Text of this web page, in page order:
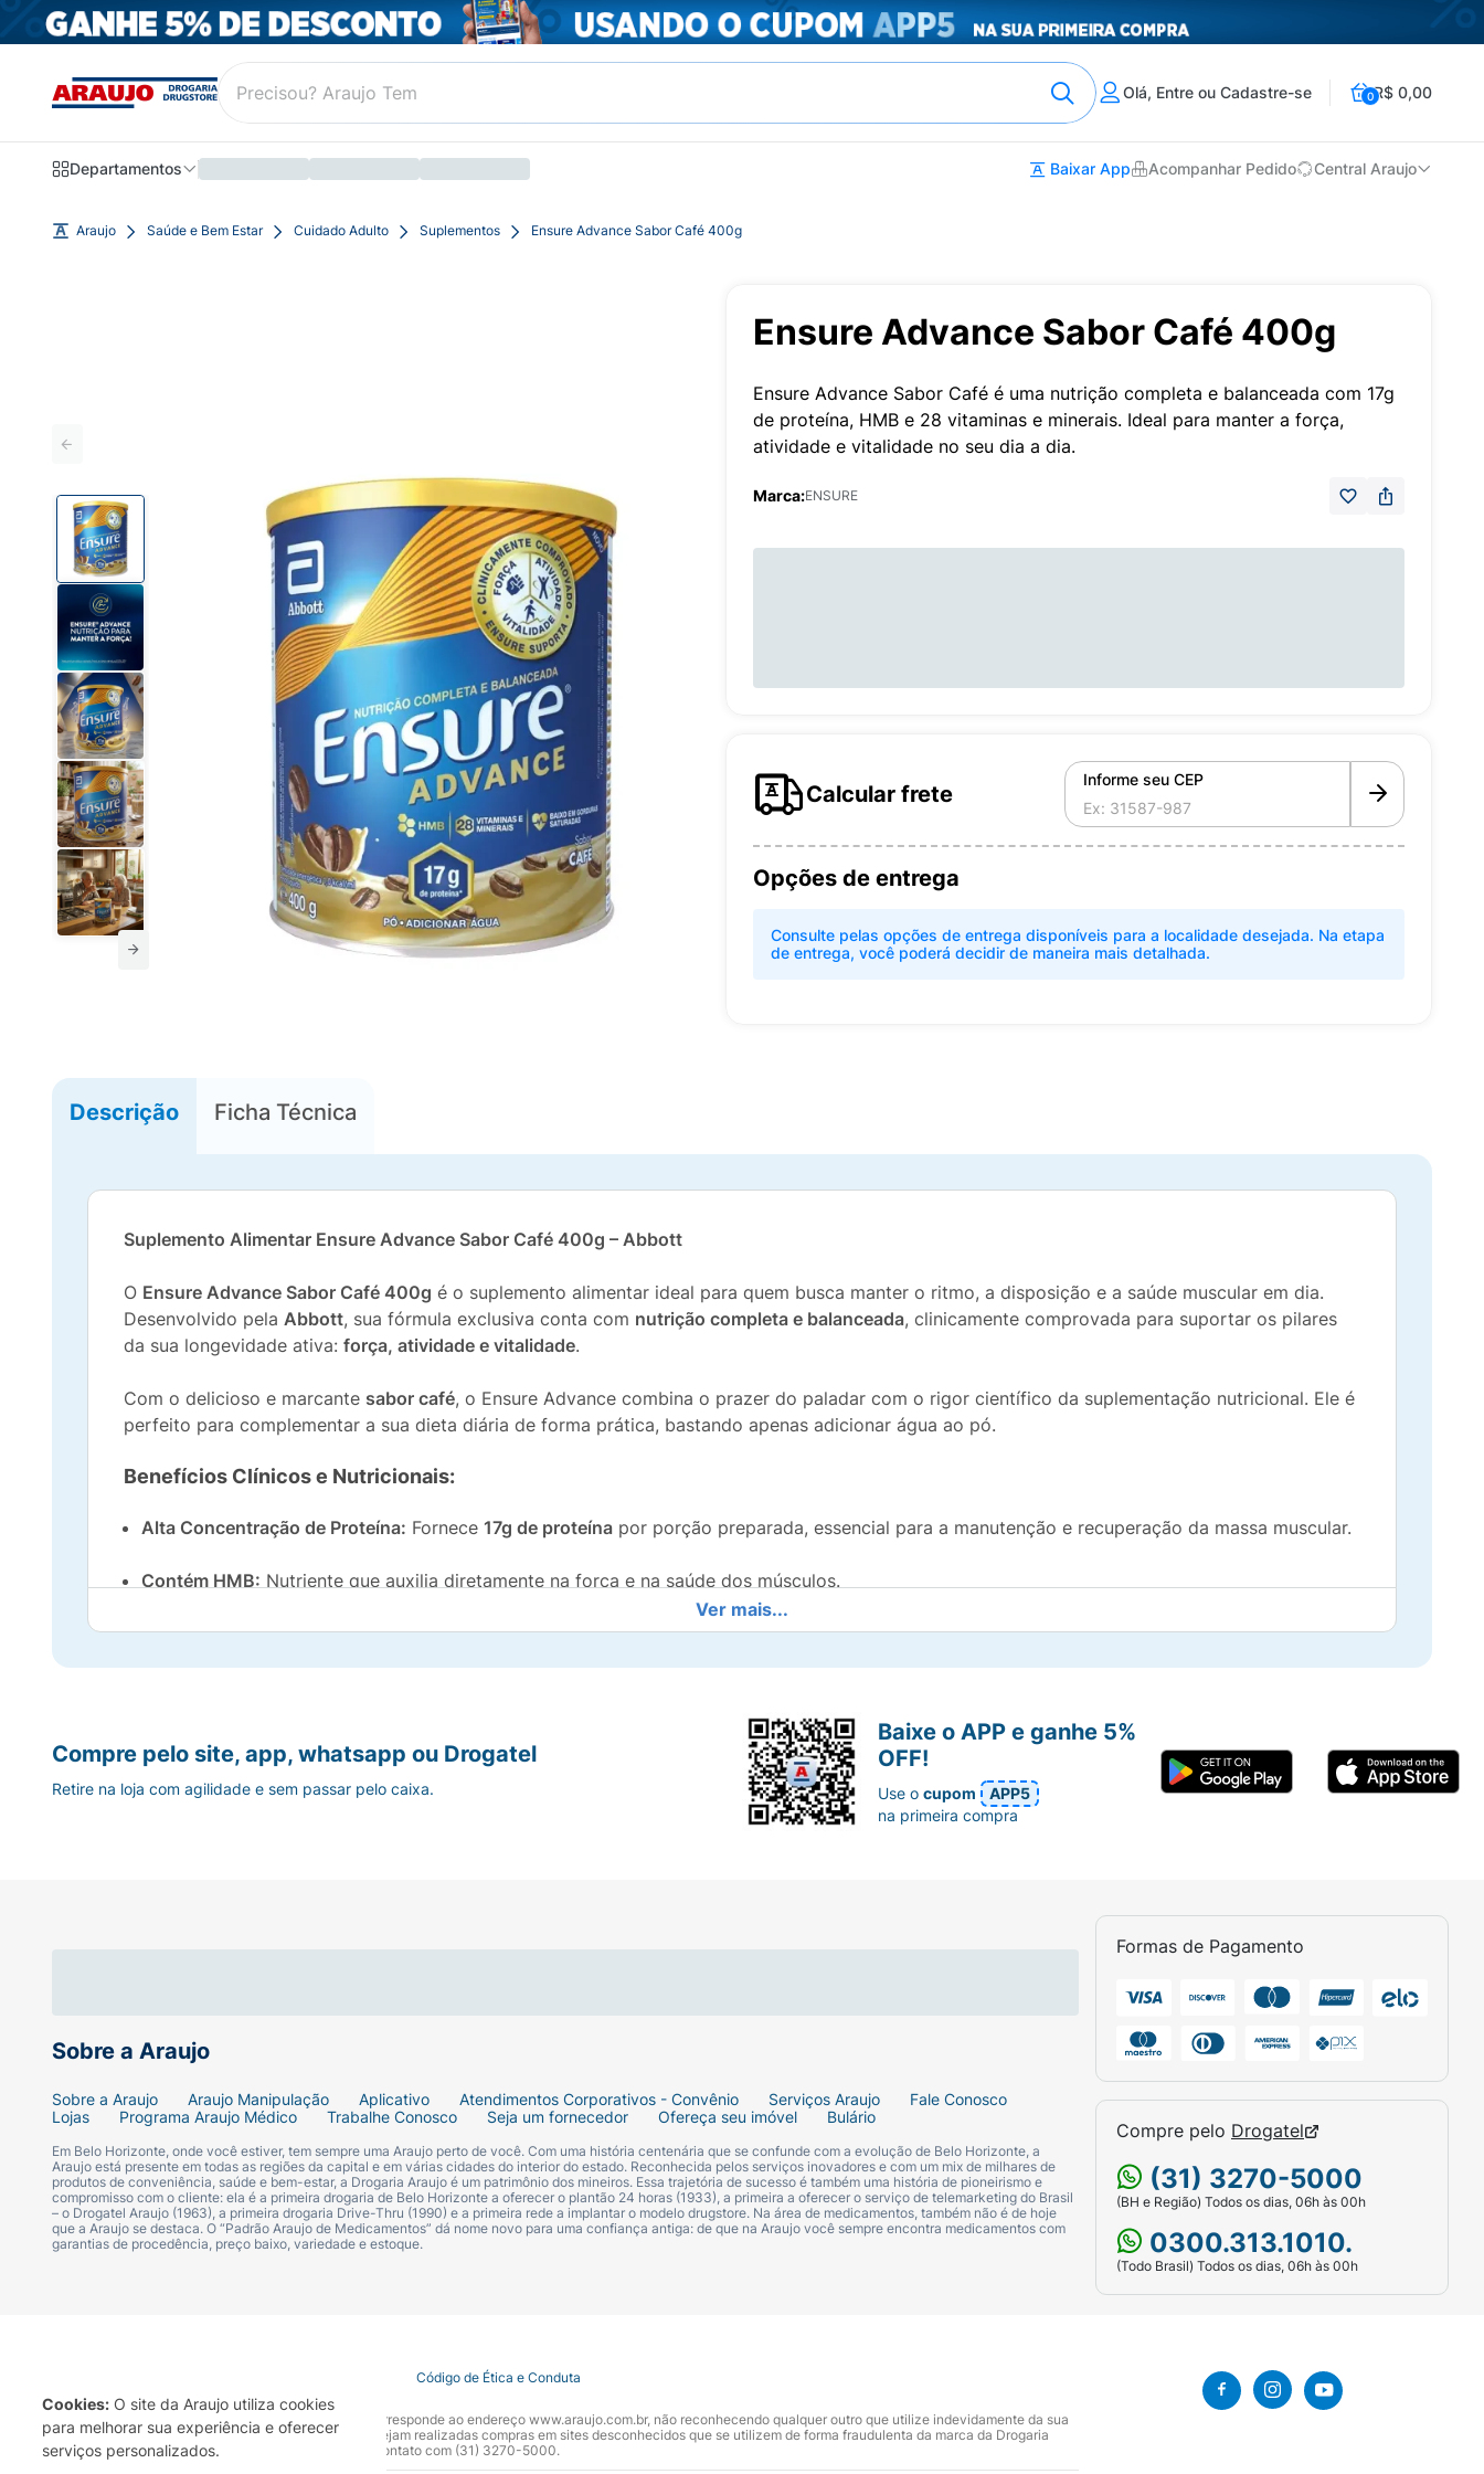
Cookies: O site da Araujo utiliza cookies
para melhorar sua experiência e oferecer
serviços personalizados.
Olá, Entre ou Cadastre-se 0R$ 0,00
Departamentos Baixar App Acompanhar Pedido Central Araujo
Araujo Saúde e Bem Estar Cuidado Adulto Suplementos Ensure Advance Sabor Café 400g
Ensure Advance Sabor Café 400g
Ensure Advance Sabor Café é uma nutrição completa e balanceada com 17g
de proteína, HMB e 28 vitaminas e minerais. Ideal para manter a força,
atividade e vitalidade no seu dia a dia.
Marca:ENSURE
Calcular frete
Informe seu CEP
Opções de entrega
Consulte pelas opções de entrega disponíveis para a localidade desejada. Na etapa
de entrega, você poderá decidir de maneira mais detalhada.
Descrição Ficha Técnica
Suplemento Alimentar Ensure Advance Sabor Café 400g – Abbott
O Ensure Advance Sabor Café 400g é o suplemento alimentar ideal para quem busca manter o ritmo, a disposição e a saúde muscular em dia.
Desenvolvido pela Abbott, sua fórmula exclusiva conta com nutrição completa e balanceada, clinicamente comprovada para suportar os pilares
da sua longevidade ativa: força, atividade e vitalidade.
Com o delicioso e marcante sabor café, o Ensure Advance combina o prazer do paladar com o rigor científico da suplementação nutricional. Ele é
perfeito para complementar a sua dieta diária de forma prática, bastando apenas adicionar água ao pó.
Benefícios Clínicos e Nutricionais:
Alta Concentração de Proteína: Fornece 17g de proteína por porção preparada, essencial para a manutenção e recuperação da massa muscular.
Contém HMB: Nutriente que auxilia diretamente na força e na saúde dos músculos.
Nutrição Completa:Enriquecido com28 vitaminas e minerais, garantindo o aporte de micronutrientes necessários para o bom funcionamento
baixo teor de gorduras saturadas.
Para quem é indicado?
Indicado para adultos que necessitam de um suporte nutricional focado em energia, força física e manutenção da massa magra, ajudando a evitar
Ver mais...
Sobre a Araujo
Sobre a Araujo Araujo Manipulação Aplicativo Atendimentos Corporativos - Convênio Serviços Araujo
Fale Conosco
Lojas
Programa Araujo Médico Trabalhe Conosco Seja um fornecedor Ofereça seu imóvel Bulário
Em Belo Horizonte, onde você estiver, tem sempre uma Araujo perto de você. Com uma história centenária que se confunde com a evolução de Belo Horizonte, a
Araujo está presente em todas as regiões da capital e em várias cidades do interior do estado. Reconhecida pelos serviços inovadores e com um mix de milhares de
produtos de conveniência, saúde e bem-estar, a Drogaria Araujo é um patrimônio dos mineiros. Essa trajetória de sucesso é também uma história de pioneirismo e
compromisso com o cliente: ela é a primeira drogaria de Belo Horizonte a oferecer o plantão 24 horas (1933), a primeira a oferecer o serviço de telemarketing do Brasil
– o Drogatel Araujo (1963), a primeira drogaria Drive-Thru (1990) e a primeira rede a implantar o modelo drugstore. Na área de medicamentos, também não é de hoje
que a Araujo se destaca. O “Padrão Araujo de Medicamentos” dá nome novo para uma confiança antiga: de que na Araujo você sempre encontra medicamentos com
garantias de procedência, preço baixo, variedade e estoque.
Formas de Pagamento
Compre pelo Drogatel
(31) 3270-5000
(BH e Região) Todos os dias, 06h às 00h
0300.313.1010.
(Todo Brasil) Todos os dias, 06h às 00h
Compre pelo site, app, whatsapp ou Drogatel
Retire na loja com agilidade e sem passar pelo caixa.
Baixe o APP e ganhe 5%
OFF!
Use ocupom
APP5
na primeira compra
Código de Ética e Conduta
A Drogaria Araujo S/A informa que o seu site oficial corresponde ao endereço www.araujo.com.br, não reconhecendo qualquer outro que utilize indevidamente da sua
marca. Para sua segurança recomendamos que não sejam realizadas compras em sites desconhecidos que se utilizem de forma fraudulenta da marca da Drogaria
Araujo S.A. Em caso de dúvidas, gentileza entrar em contato com (31) 3270-5000.